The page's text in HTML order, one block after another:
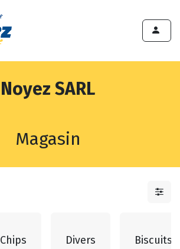
Noyez SARL
Magasin
Chips Divers Biscuits